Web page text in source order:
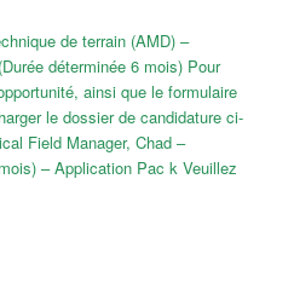
de terrain (AMD) –
déterminée 6 mois) Pour
ainsi que le formulaire
le dossier de candidature ci-
Field Manager, Chad –
– Application Pac k Veuillez